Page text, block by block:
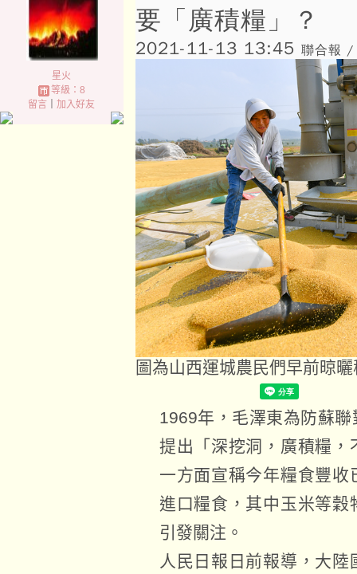
星火
等級：8
留言 ｜加入好友
要「廣積糧」？
2021-11-13 13:45 聯合報 /
圖為山西運城農民們早前晾
1969年，毛澤東為防蘇
提出「深挖洞，廣積糧，
一方面宣稱今年糧食豐
進口糧食，其中玉米等
引發關注。
人民日報日前報導，大